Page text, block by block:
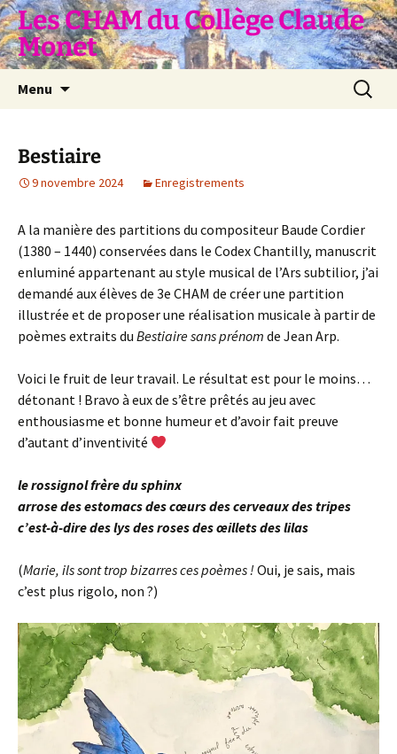
Aller
au
contenu
Les CHAM du Collège Claude
Monet
Menu
Bestiaire
9 novembre 2024 Enregistrements
A la manière des partitions du compositeur Baude Cordier
(1380 – 1440) conservées dans le Codex Chantilly, manuscrit
enluminé appartenant au style musical de l’Ars subtilior, j’ai
demandé aux élèves de 3e CHAM de créer une partition
illustrée et de proposer une réalisation musicale à partir de
poèmes extraits du Bestiaire sans prénom de Jean Arp.
Voici le fruit de leur travail. Le résultat est pour le moins…
détonant ! Bravo à eux de s’être prêtés au jeu avec
enthousiasme et bonne humeur et d’avoir fait preuve
d’autant d’inventivité
le rossignol frère du sphinx
arrose des estomacs des cœurs des cerveaux des tripes
c’est-à-dire des lys des roses des œillets des lilas
(Marie, ils sont trop bizarres ces poèmes ! Oui, je sais, mais
c’est plus rigolo, non ?)